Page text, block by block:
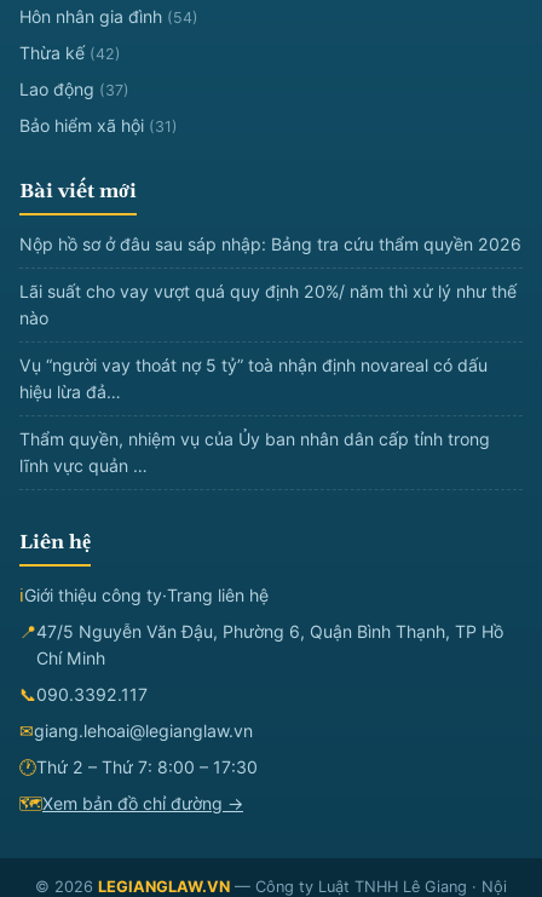
Hôn nhân gia đình (54)
Thừa kế (42)
Lao động (37)
Bảo hiểm xã hội (31)
Bài viết mới
Nộp hồ sơ ở đâu sau sáp nhập: Bảng tra cứu thẩm quyền 2026
Lãi suất cho vay vượt quá quy định 20%/ năm thì xử lý như thế
nào
Vụ “người vay thoát nợ 5 tỷ” toà nhận định novareal có dấu
hiệu lừa đả…
Thẩm quyền, nhiệm vụ của Ủy ban nhân dân cấp tỉnh trong
lĩnh vực quản …
Liên hệ
ℹGiới thiệu công ty·Trang liên hệ
📍47/5 Nguyễn Văn Đậu, Phường 6, Quận Bình Thạnh, TP Hồ
Chí Minh
📞090.3392.117
✉giang.lehoai@legianglaw.vn
🕐Thứ 2 – Thứ 7: 8:00 – 17:30
🗺Xem bản đồ chỉ đường →
© 2026 LEGIANGLAW.VN — Công ty Luật TNHH Lê Giang · Nội